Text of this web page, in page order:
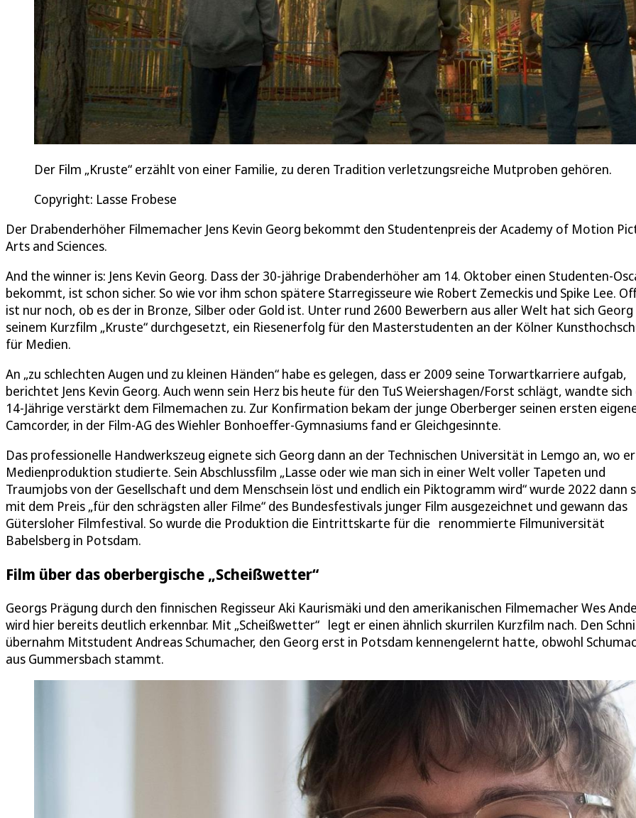
Der Film „Kruste“ erzählt von einer Familie, zu deren Tradition verletzungsreiche Mutproben gehören.
Copyright: Lasse Frobese
Der Drabenderhöher Filmemacher Jens Kevin Georg bekommt den Studentenpreis der Academy of Motion
Arts and Sciences.
And the winner is: Jens Kevin Georg. Dass der 30-jährige Drabenderhöher am 14. Oktober einen Studenten-
bekommt, ist schon sicher. So wie vor ihm schon spätere Starregisseure wie Robert Zemeckis und Spike Lee.
ist nur noch, ob es der in Bronze, Silber oder Gold ist. Unter rund 2600 Bewerbern aus aller Welt hat sich
seinem Kurzfilm „Kruste“ durchgesetzt, ein Riesenerfolg für den Masterstudenten an der Kölner
für Medien.
An „zu schlechten Augen und zu kleinen Händen“ habe es gelegen, dass er 2009 seine Torwartkarriere aufgab,
berichtet Jens Kevin Georg. Auch wenn sein Herz bis heute für den TuS Weiershagen/Forst schlägt, wandte
14-Jährige verstärkt dem Filmemachen zu. Zur Konfirmation bekam der junge Oberberger seinen ersten
Camcorder, in der Film-AG des Wiehler Bonhoeffer-Gymnasiums fand er Gleichgesinnte.
Das professionelle Handwerkszeug eignete sich Georg dann an der Technischen Universität in Lemgo an, wo er
Medienproduktion studierte. Sein Abschlussfilm „Lasse oder wie man sich in einer Welt voller Tapeten und
Traumjobs von der Gesellschaft und dem Menschsein löst und endlich ein Piktogramm wird“ wurde 2022 dann
mit dem Preis „für den schrägsten aller Filme“ des Bundesfestivals junger Film ausgezeichnet und gewann das
Gütersloher Filmfestival. So wurde die Produktion die Eintrittskarte für die renommierte Filmuniversität
Babelsberg in Potsdam.
Film über das oberbergische „Scheißwetter“
Georgs Prägung durch den finnischen Regisseur Aki Kaurismäki und den amerikanischen Filmemacher Wes
wird hier bereits deutlich erkennbar. Mit „Scheißwetter“ legt er einen ähnlich skurrilen Kurzfilm nach. Den
übernahm Mitstudent Andreas Schumacher, den Georg erst in Potsdam kennengelernt hatte, obwohl
aus Gummersbach stammt.